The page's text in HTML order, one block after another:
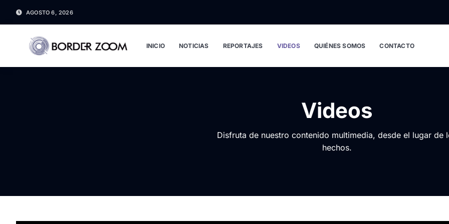
AGOSTO 6, 2026
INICIO NOTICIAS REPORTAJES VIDEOS QUIÉNES SOMOS CONTACTO
Videos
Disfruta de nuestro contenido multimedia, desde el lugar de
hechos.